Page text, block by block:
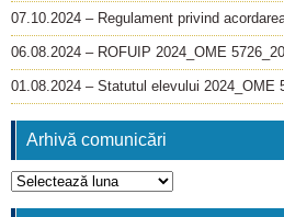
07.10.2024 – Regulament privind
06.08.2024 – ROFUIP 2024_OME
01.08.2024 – Statutul elevului 2024_OME
Arhivă comunicări
Arhivă
comunicări